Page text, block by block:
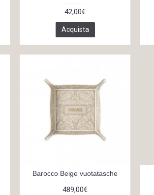
42,00€
Acquista
Barocco Beige vuotatasche
489,00€